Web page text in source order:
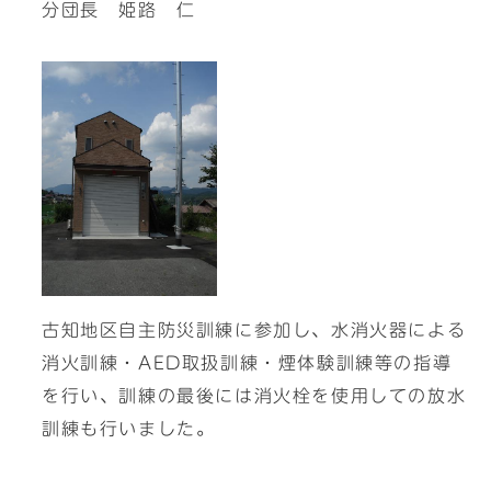
分団長 姫路 仁
古知地区自主防災訓練に参加し、水消火器による
消火訓練・AED取扱訓練・煙体験訓練等の指導
を行い、訓練の最後には消火栓を使用しての放水
訓練も行いました。